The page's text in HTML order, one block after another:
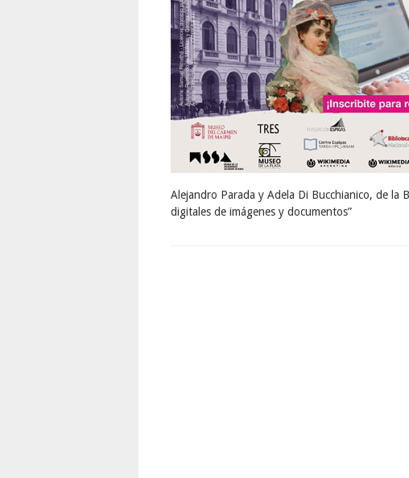
Alejandro Parada y Adela Di Bucchianico, de la
digitales de imágenes y documentos”